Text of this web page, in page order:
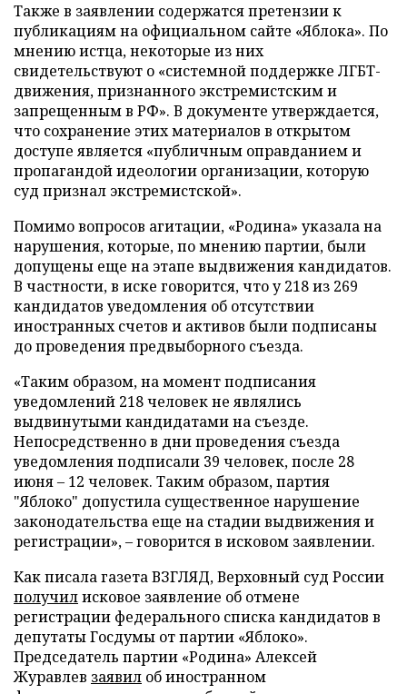
Также в заявлении содержатся претензии к
публикациям на официальном сайте «Яблока». По
мнению истца, некоторые из них
свидетельствуют о «системной поддержке ЛГБТ-
движения, признанного экстремистским и
запрещенным в РФ». В документе утверждается,
что сохранение этих материалов в открытом
доступе является «публичным оправданием и
пропагандой идеологии организации, которую
суд признал экстремистской».
Помимо вопросов агитации, «Родина» указала на
нарушения, которые, по мнению партии, были
допущены еще на этапе выдвижения кандидатов.
В частности, в иске говорится, что у 218 из 269
кандидатов уведомления об отсутствии
иностранных счетов и активов были подписаны
до проведения предвыборного съезда.
«Таким образом, на момент подписания
уведомлений 218 человек не являлись
выдвинутыми кандидатами на съезде.
Непосредственно в дни проведения съезда
уведомления подписали 39 человек, после 28
июня – 12 человек. Таким образом, партия
"Яблоко" допустила существенное нарушение
законодательства еще на стадии выдвижения и
регистрации», – говорится в исковом заявлении.
Как писала газета ВЗГЛЯД, Верховный суд России
получилисковое заявление об отмене
регистрации федерального списка кандидатов в
депутаты Госдумы от партии «Яблоко».
Председатель партии «Родина» Алексей
Журавлев заявил об иностранном